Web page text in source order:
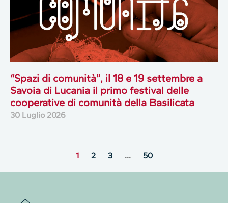
“Spazi di comunità”, il 18 e 19 settembre a
Savoia di Lucania il primo festival delle
cooperative di comunità della Basilicata
30 Luglio 2026
1 2 3 … 50